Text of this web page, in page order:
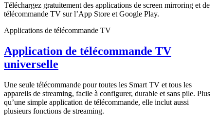
Téléchargez gratuitement des applications de screen mirroring et de
télécommande TV sur l’App Store et Google Play.
Applications de télécommande TV
Application de télécommande TV
universelle
Une seule télécommande pour toutes les Smart TV et tous les
appareils de streaming, facile à configurer, durable et sans pile. Plus
qu’une simple application de télécommande, elle inclut aussi
plusieurs fonctions de streaming.